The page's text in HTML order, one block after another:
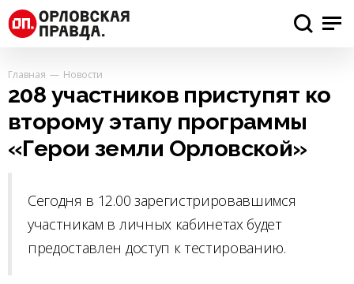
Главная Новости
208 участников приступят ко
второму этапу программы
«Герои земли Орловской»
Сегодня в 12.00 зарегистрировавшимся
участникам в личных кабинетах будет
предоставлен доступ к тестированию.